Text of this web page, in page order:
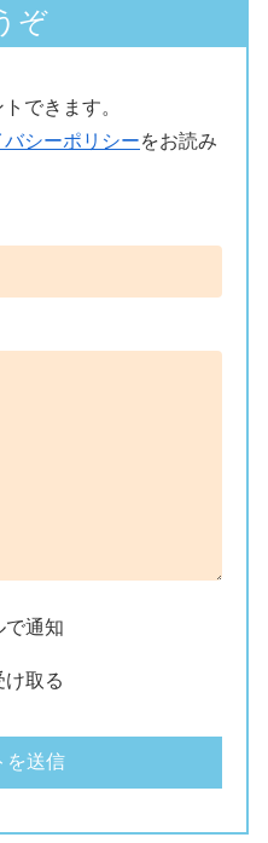
ぞ
できます。
バシーポリシーをお読み
で通知
け取る